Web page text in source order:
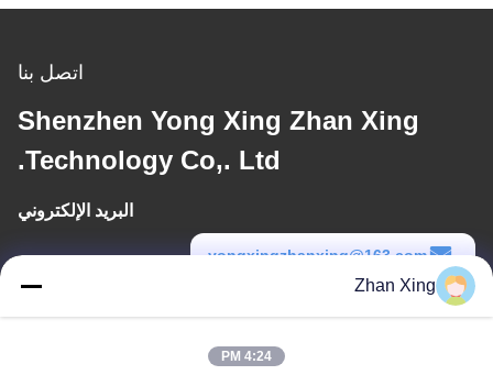
اتصل بنا
Shenzhen Yong Xing Zhan Xing
Technology Co,. Ltd.
البريد الإلكتروني
yongxingzhanxing@163.com
Zhan Xing
4:24 PM